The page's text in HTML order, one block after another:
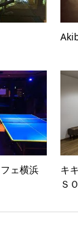
ェ横浜
キ
Ｓ